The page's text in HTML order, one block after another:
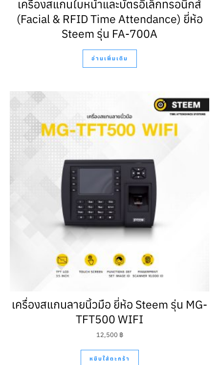
เครื่องสแกนใบหน้าและบัตรอิเล็กทรอนิกส์
(Facial & RFID Time Attendance) ยี่ห้อ
Steem รุ่น FA-700A
อ่านเพิ่มเติม
เครื่องสแกนลายนิ้วมือ ยี่ห้อ Steem รุ่น MG-
TFT500 WIFI
12,500 ฿
หยิบใส่ตะกร้า